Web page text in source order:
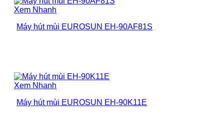
Xem Nhanh
Máy hút mùi EUROSUN EH-90AF81S
Xem Nhanh
Máy hút mùi EUROSUN EH-90K11E